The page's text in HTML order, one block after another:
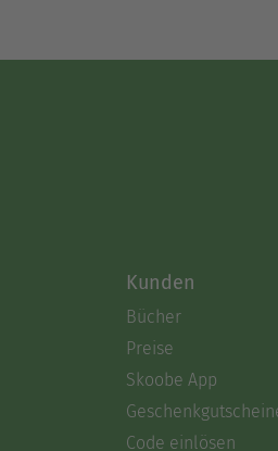
Kunden
Bücher
Preise
Skoobe App
Code einlösen